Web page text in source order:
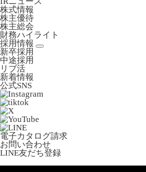
株式情報
株主優待
株主総会
財務ハイライト
採用情報
新卒採用
中途採用
リブ活
新着情報
公式SNS
電子カタログ請求
お問い合わせ
LINE友だち登録